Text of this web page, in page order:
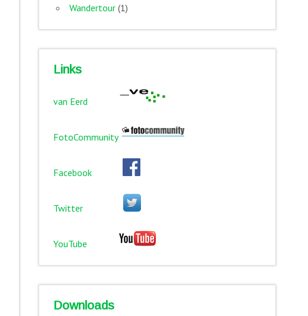
Wandertour (1)
Links
van Eerd
FotoCommunity
Facebook
Twitter
YouTube
Downloads